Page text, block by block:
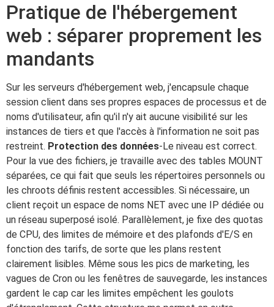
Pratique de l'hébergement
web : séparer proprement les
mandants
Sur les serveurs d'hébergement web, j'encapsule chaque
session client dans ses propres espaces de processus et de
noms d'utilisateur, afin qu'il n'y ait aucune visibilité sur les
instances de tiers et que l'accès à l'information ne soit pas
restreint. Protection des données-Le niveau est correct.
Pour la vue des fichiers, je travaille avec des tables MOUNT
séparées, ce qui fait que seuls les répertoires personnels ou
les chroots définis restent accessibles. Si nécessaire, un
client reçoit un espace de noms NET avec une IP dédiée ou
un réseau superposé isolé. Parallèlement, je fixe des quotas
de CPU, des limites de mémoire et des plafonds d'E/S en
fonction des tarifs, de sorte que les plans restent
clairement lisibles. Même sous les pics de marketing, les
vagues de Cron ou les fenêtres de sauvegarde, les instances
gardent le cap car les limites empêchent les goulots